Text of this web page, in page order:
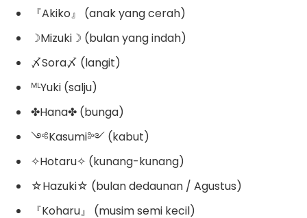
『Akiko』 (anak yang cerah)
☽Mizuki☽ (bulan yang indah)
〆Sora〆 (langit)
ᴹᴸYuki (salju)
✤Hana✤ (bunga)
༺Kasumi༻ (kabut)
✧Hotaru✧ (kunang-kunang)
☆Hazuki☆ (bulan dedaunan / Agustus)
『Koharu』 (musim semi kecil)